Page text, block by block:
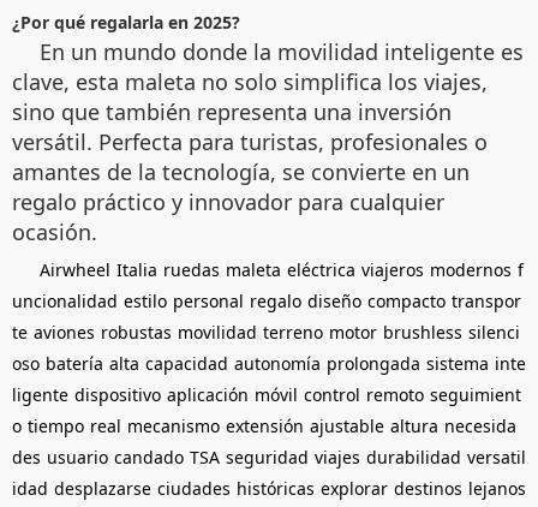
¿Por qué regalarla en 2025?
En un mundo donde la movilidad inteligente es
clave, esta maleta no solo simplifica los viajes,
sino que también representa una inversión
versátil. Perfecta para turistas, profesionales o
amantes de la tecnología, se convierte en un
regalo práctico y innovador para cualquier
ocasión.
Airwheel Italia ruedas maleta eléctrica viajeros modernos f
uncionalidad estilo personal regalo diseño compacto transpor
te aviones robustas movilidad terreno motor brushless silenci
oso batería alta capacidad autonomía prolongada sistema inte
ligente dispositivo aplicación móvil control remoto seguimient
o tiempo real mecanismo extensión ajustable altura necesida
des usuario candado TSA seguridad viajes durabilidad versatil
idad desplazarse ciudades históricas explorar destinos lejanos